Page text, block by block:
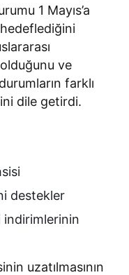
1 Mayıs’a
ve
farklı
dile getirdi.
destekler
indirimlerinin
uzatılmasının